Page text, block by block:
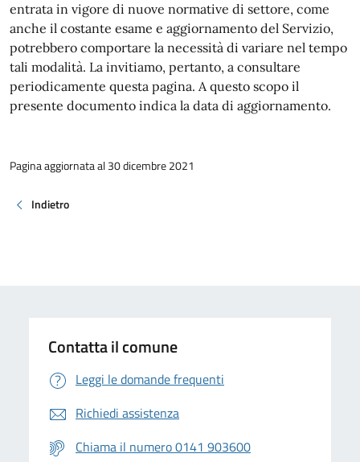
entrata in vigore di nuove normative di settore, come
anche il costante esame e aggiornamento del Servizio,
potrebbero comportare la necessità di variare nel tempo
tali modalità. La invitiamo, pertanto, a consultare
periodicamente questa pagina. A questo scopo il
presente documento indica la data di aggiornamento.
Pagina aggiornata al 30 dicembre 2021
Indietro
Contatta il comune
Leggi le domande frequenti
Richiedi assistenza
Chiama il numero 0141 903600